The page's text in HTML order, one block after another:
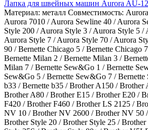
Лапка для швейных машин Aurora AU-
Материал: металл Совместимость:
Aurora 7010 / Aurora Sewline 40 / Aurora
Style 200 / Aurora Style 3 / Aurora Style 5 /
Aurora Style 7 / Aurora Style 70 / Aurora
90 / Bernette Chicago 5 / Bernette Chicago
Bernette Milan 2 / Bernette Milan 3 /
Milan 7 / Bernette Sew&Go 1 / Bernette
Sew&Go 5 / Bernette Sew&Go 7 /
b33 / Bernette b35 / Brother A150 / Brother
Brother A80 / Brother E15 / Brother E20 /
F420 / Brother F460 / Brother LS 2125 /
NV 10 / Brother NV 2600 / Brother NV 50
Brother Style 20 / Brother Style 25 /